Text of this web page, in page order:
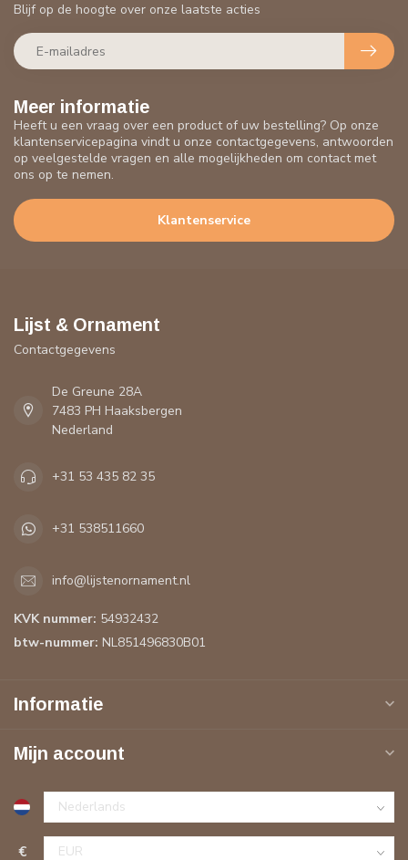
Meer informatie
Heeft u een vraag over een product of uw bestelling? Op onze
klantenservicepagina vindt u onze contactgegevens, antwoorden
op veelgestelde vragen en alle mogelijkheden om contact met
ons op te nemen.
Klantenservice
Blijf op de hoogte over onze laatste acties
Lijst & Ornament
Contactgegevens
De Greune 28A
7483 PH Haaksbergen
Nederland
+31 53 435 82 35
+31 538511660
info@lijstenornament.nl
KVK nummer: 54932432
btw-nummer: NL851496830B01
Informatie
Mijn account
€